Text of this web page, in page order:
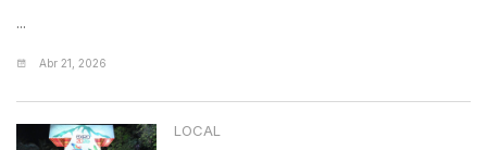
...
Abr 21, 2026
LOCAL